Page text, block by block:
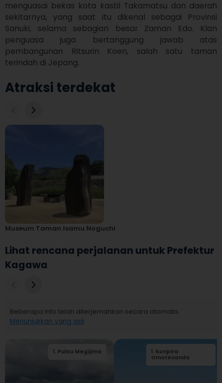
menguasai bekas kota kastil Takamatsu dan daerah
sekitarnya, yang saat itu dikenal sebagai Provinsi
Sanuki, selama sebagian besar Zaman Edo. Klan
penguasa juga bertanggung jawab atas
pembangunan Ritsurin Koen, salah satu taman
terindah di Jepang.
Atraksi terdekat
Museum Taman Isamu Noguchi
Lihat rencana perjalanan untuk Prefektur
Kagawa
Beberapa info telah diterjemahkan secara otomatis.
Menunjukkan yang asli
1. Pulau Megijima 1. Konpira
Omotesando